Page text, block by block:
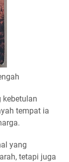
kebetulan
tempat ia
yang
tetapi juga